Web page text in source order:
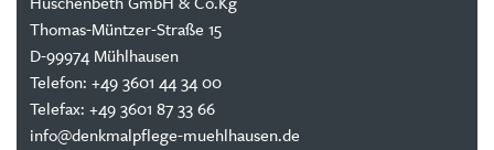
Thomas-Müntzer-Straße 15
D-99974 Mühlhausen
Telefon: +49 3601 44 34 00
Telefax: +49 3601 87 33 66
info@denkmalpflege-muehlhausen.de